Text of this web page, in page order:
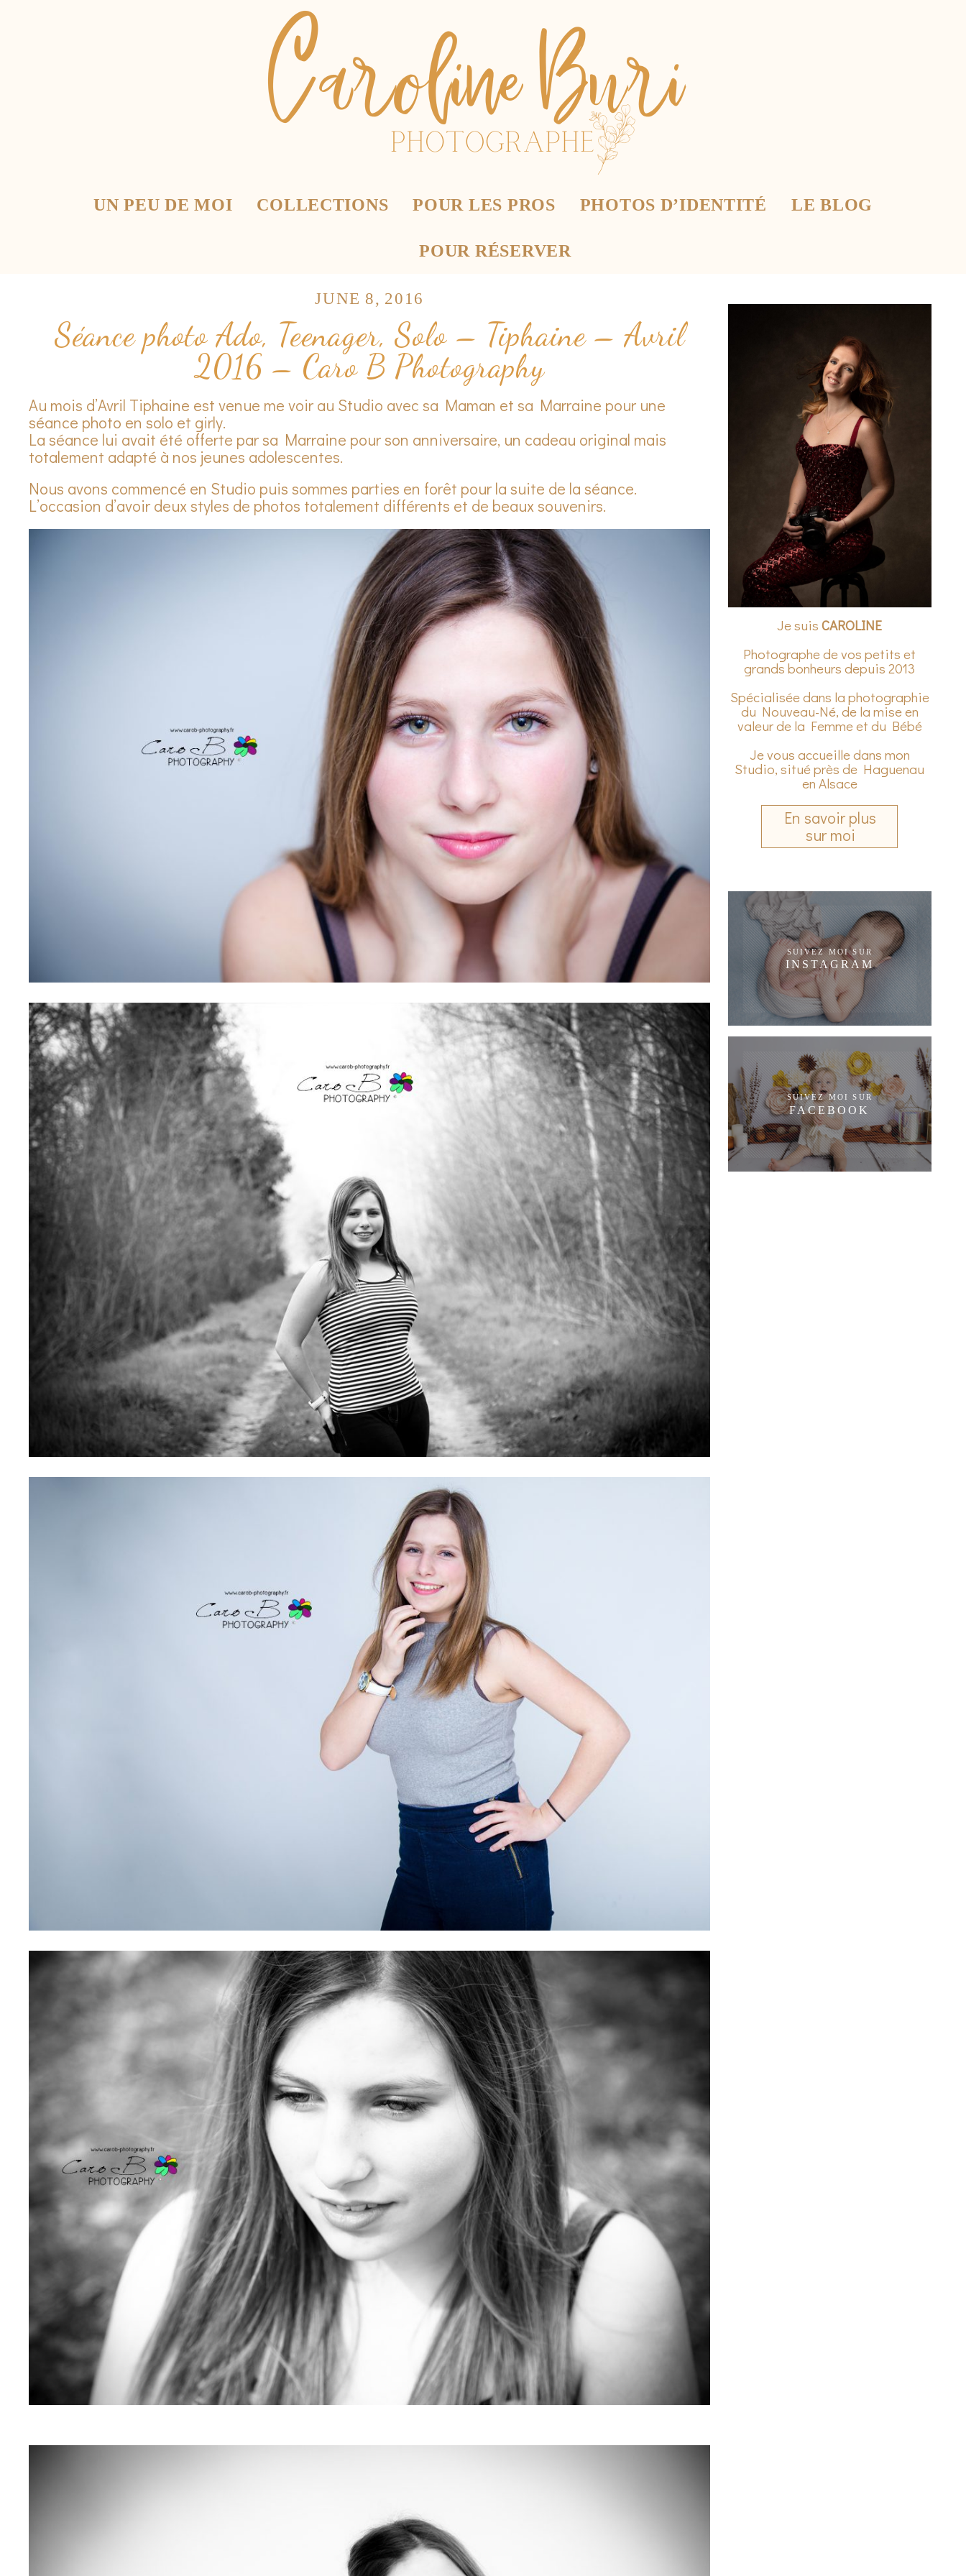
UN PEU DE MOI COLLECTIONS POUR LES PROS PHOTOS D’IDENTITÉ LE BLOG
POUR RÉSERVER
JUNE 8, 2016
Séance photo Ado, Teenager, Solo – Tiphaine – Avril
2016 – Caro B Photography
Au mois d’Avril Tiphaine est venue me voir au Studio avec sa Maman et sa Marraine pour une
séance photo en solo et girly.
La séance lui avait été offerte par sa Marraine pour son anniversaire, un cadeau original mais
totalement adapté à nos jeunes adolescentes.
Nous avons commencé en Studio puis sommes parties en forêt pour la suite de la séance.
L’occasion d’avoir deux styles de photos totalement différents et de beaux souvenirs.
Je suisCAROLINE
Photographe de vos petits et
grands bonheurs depuis 2013
Spécialisée dans la photographie
du Nouveau-Né, de la mise en
valeur de la Femme et du Bébé
Je vous accueille dans mon
Studio, situé près de Haguenau
en Alsace
En savoir plus
sur moi
INSTAGRAM
SUIVEZ MOI SUR
FACEBOOK
SUIVEZ MOI SUR